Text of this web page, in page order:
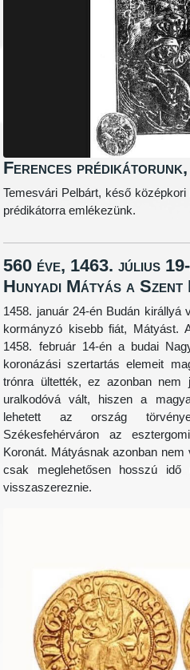
Ferences
Temesvári Pelbárt, késő
prédikátorra emlékezünk.
560 éve, 1463. július
Hunyadi Mátyás a
1458. január 24-én Budán királlyá
kormányzó kisebb fiát, Mátyást.
1458. február 14-én a budai
koronázási szertartás elemeit
trónra ültették, ez azonban nem
uralkodóvá vált, hiszen a
lehetett az ország
Székesfehérváron az
Koronát. Mátyásnak azonban
csak meglehetősen hosszú
visszaszereznie.